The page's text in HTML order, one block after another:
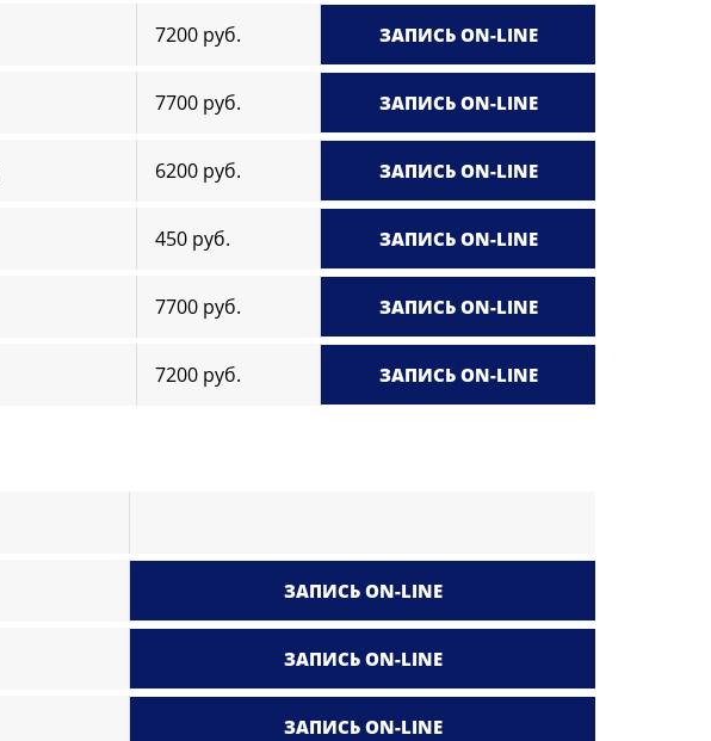
7200 руб. ЗАПИСЬ ON-LINE
7700 руб. ЗАПИСЬ ON-LINE
6200 руб. ЗАПИСЬ ON-LINE
450 руб. ЗАПИСЬ ON-LINE
7700 руб. ЗАПИСЬ ON-LINE
7200 руб. ЗАПИСЬ ON-LINE
ЗАПИСЬ ON-LINE
ЗАПИСЬ ON-LINE
ЗАПИСЬ ON-LINE